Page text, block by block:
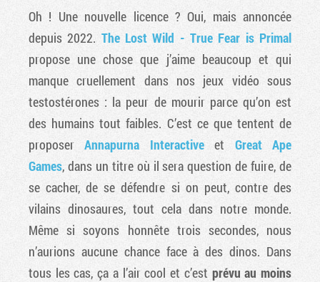
Oh ! Une nouvelle licence ? Oui, mais annoncée
depuis 2022. The Lost Wild - True Fear is Primal
propose une chose que j’aime beaucoup et qui
manque cruellement dans nos jeux vidéo sous
testostérones : la peur de mourir parce qu’on est
des humains tout faibles. C’est ce que tentent de
proposerAnnapurna Interactiveet Great Ape
Games, dans un titre où il sera question de fuire, de
se cacher, de se défendre si on peut, contre des
vilains dinosaures, tout cela dans notre monde.
Même si soyons honnête trois secondes, nous
n’aurions aucune chance face à des dinos. Dans
tous les cas, ça a l’air cool et c’est prévu au moins